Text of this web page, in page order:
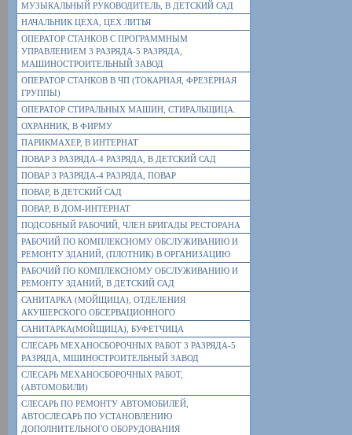
МУЗЫКАЛЬНЫЙ РУКОВОДИТЕЛЬ, В ДЕТСКИЙ САД
НАЧАЛЬНИК ЦЕХА, ЦЕХ ЛИТЬЯ
ОПЕРАТОР СТАНКОВ С ПРОГРАММНЫМ
УПРАВЛЕНИЕМ 3 РАЗРЯДА-5 РАЗРЯДА,
МАШИНОСТРОИТЕЛЬНЫЙ ЗАВОД
ОПЕРАТОР СТАНКОВ В ЧП (ТОКАРНАЯ, ФРЕЗЕРНАЯ
ГРУППЫ)
ОПЕРАТОР СТИРАЛЬНЫХ МАШИН, СТИРАЛЬЩИЦА.
ОХРАННИК, В ФИРМУ
ПАРИКМАХЕР, В ИНТЕРНАТ
ПОВАР 3 РАЗРЯДА-4 РАЗРЯДА, В ДЕТСКИЙ САД
ПОВАР 3 РАЗРЯДА-4 РАЗРЯДА, ПОВАР
ПОВАР, В ДЕТСКИЙ САД
ПОВАР, В ДОМ-ИНТЕРНАТ
ПОДСОБНЫЙ РАБОЧИЙ, ЧЛЕН БРИГАДЫ РЕСТОРАНА
РАБОЧИЙ ПО КОМПЛЕКСНОМУ ОБСЛУЖИВАНИЮ И
РЕМОНТУ ЗДАНИЙ, (ПЛОТНИК) В ОРГАНИЗАЦИЮ
РАБОЧИЙ ПО КОМПЛЕКСНОМУ ОБСЛУЖИВАНИЮ И
РЕМОНТУ ЗДАНИЙ, В ДЕТСКИЙ САД
САНИТАРКА (МОЙЩИЦА), ОТДЕЛЕНИЯ
АКУШЕРСКОГО ОБСЕРВАЦИОННОГО
САНИТАРКА(МОЙЩИЦА), БУФЕТЧИЦА
СЛЕСАРЬ МЕХАНОСБОРОЧНЫХ РАБОТ 3 РАЗРЯДА-5
РАЗРЯДА, МШИНОСТРОИТЕЛЬНЫЙ ЗАВОД
СЛЕСАРЬ МЕХАНОСБОРОЧНЫХ РАБОТ,
(АВТОМОБИЛИ)
СЛЕСАРЬ ПО РЕМОНТУ АВТОМОБИЛЕЙ,
АВТОСЛЕСАРЬ ПО УСТАНОВЛЕНИЮ
ДОПОЛНИТЕЛЬНОГО ОБОРУДОВАНИЯ